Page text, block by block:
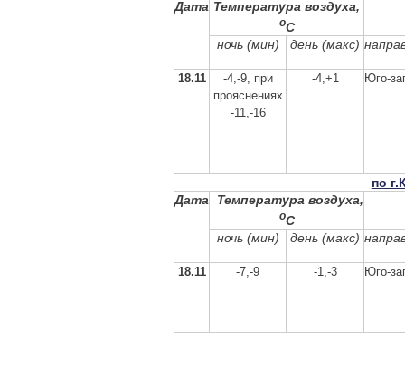
Дата Температура воздуха,
оС
ночь (мин)
день (макс)
18.11
-4,-9, при
прояснениях
-11,-16
-4,+1 Юго-
по
Дата
Температура воздуха,
оС
ночь (мин)
день (макс)
18.11 -7,-9 -1,-3 Юго-